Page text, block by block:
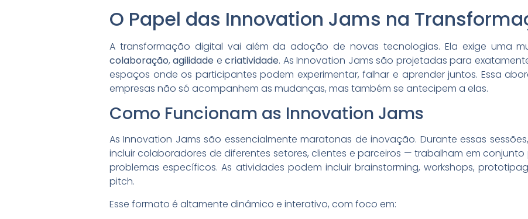
O Papel das Innovation Jams na
A transformação digital vai além da adoção de novas tecnologias. Ela exige uma
colaboração,agilidade ecriatividade. As Innovation Jams são projetadas para
espaços onde os participantes podem experimentar, falhar e aprender juntos. Essa
empresas não só acompanhem as mudanças, mas também se antecipem a elas.
Como Funcionam as Innovation Jams
As Innovation Jams são essencialmente maratonas de inovação. Durante essas
incluir colaboradores de diferentes setores, clientes e parceiros — trabalham em
problemas específicos. As atividades podem incluir brainstorming, workshops,
pitch.
Esse formato é altamente dinâmico e interativo, com foco em: